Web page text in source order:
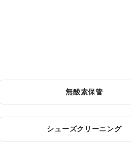
無酸素保管
シューズクリーニング